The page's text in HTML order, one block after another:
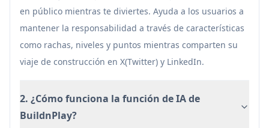
Desventajas
Actualmente solo compatible con
escritorio/portátil
Limitado a las plataformas de Twitter y
Requiere tokens de IA para las características
de refinamiento de publicaciones
en público mientras te diviertes. Ayuda a los usuarios a
mantener la responsabilidad a través de características
como rachas, niveles y puntos mientras comparten su
viaje de construcción en X(Twitter) y LinkedIn.
2. ¿Cómo funciona la función de IA de
BuildnPlay?